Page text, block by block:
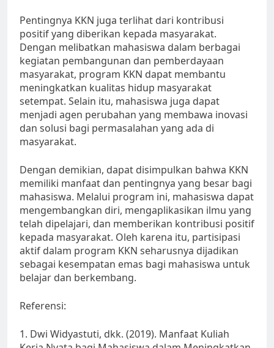
Pentingnya KKN juga terlihat dari kontribusi
positif yang diberikan kepada masyarakat.
Dengan melibatkan mahasiswa dalam berbagai
kegiatan pembangunan dan pemberdayaan
masyarakat, program KKN dapat membantu
meningkatkan kualitas hidup masyarakat
setempat. Selain itu, mahasiswa juga dapat
menjadi agen perubahan yang membawa inovasi
dan solusi bagi permasalahan yang ada di
masyarakat.
Dengan demikian, dapat disimpulkan bahwa KKN
memiliki manfaat dan pentingnya yang besar bagi
mahasiswa. Melalui program ini, mahasiswa dapat
mengembangkan diri, mengaplikasikan ilmu yang
telah dipelajari, dan memberikan kontribusi positif
kepada masyarakat. Oleh karena itu, partisipasi
aktif dalam program KKN seharusnya dijadikan
sebagai kesempatan emas bagi mahasiswa untuk
belajar dan berkembang.
Referensi:
1. Dwi Widyastuti, dkk. (2019). Manfaat Kuliah